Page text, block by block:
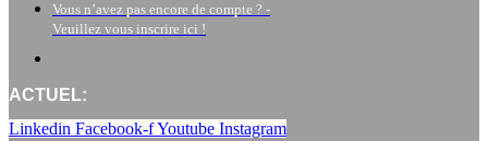
Vous n’avez pas encore de compte ? -
Veuillez vous inscrire ici !
ACTUEL:
Linkedin Facebook-fYoutube Instagram